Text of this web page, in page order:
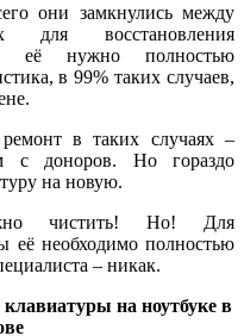
они замкнулись между
восстановления
её нужно полностью
в 99% таких случаев,
в таких случаях –
с доноров. Но гораздо
на новую.
чистить! Но! Для
её необходимо полностью
– никак.
на ноутбуке в